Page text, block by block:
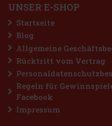
10.49 €
10%
UNSER E-SHOP
Startseite
Blog
Allgemeine
Rücktritt vom Vertrag
Regeln für
Facebook
Impressum